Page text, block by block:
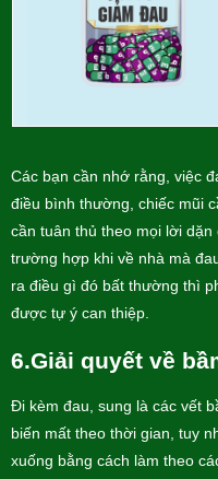
Các bạn cần nhớ rằng, việc
điều bình thường, chiếc mũi
cần tuân thủ theo mọi lời
trường hợp khi về nhà mà
ra điều gì đó bất thường thì
được tự ý can thiệp.
6.Giải quyết về
Đi kèm đau, sung là các vết
biến mất theo thời gian, tuy
xuống bằng cách làm theo